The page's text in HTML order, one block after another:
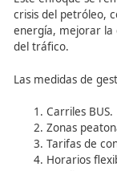
La demanda de
viajes elegidos
precios.
se realizan en
Para abordar
privado, surge